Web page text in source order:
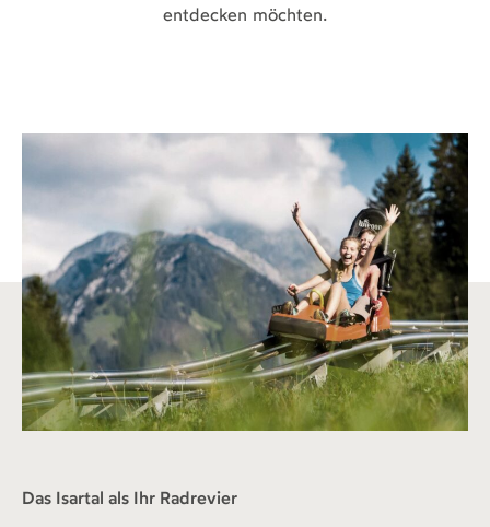
entdecken möchten.
Das Isartal als Ihr Radrevier